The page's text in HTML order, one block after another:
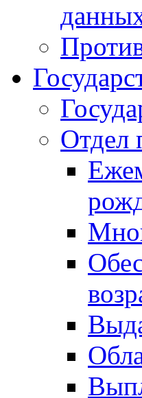
Отдел